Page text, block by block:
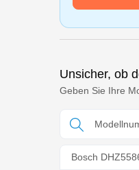
Unsicher, ob
Geben Sie Ihre
Bosch